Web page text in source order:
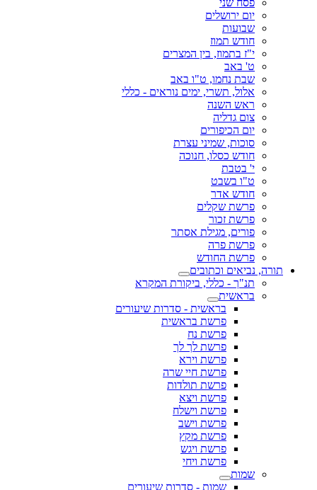
פסח שני
יום ירושלים
שבועות
חודש תמוז
י"ז בתמוז, בין המצרים
ט' באב
שבת נחמו, ט"ו באב
אלול, תשרי, ימים נוראים - כללי
ראש השנה
צום גדליה
יום הכיפורים
סוכות, שמיני עצרת
חודש כסלו, חנוכה
י' בטבת
ט"ו בשבט
חודש אדר
פרשת שקלים
פרשת זכור
פורים, מגילת אסתר
פרשת פרה
פרשת החודש
תורה, נביאים וכתובים
תנ"ך - כללי, ביקורת המקרא
בראשית
בראשית - סדרות שיעורים
פרשת בראשית
פרשת נח
פרשת לך לך
פרשת וירא
פרשת חיי שרה
פרשת תולדות
פרשת ויצא
פרשת וישלח
פרשת וישב
פרשת מקץ
פרשת ויגש
פרשת ויחי
שמות
שמות - סדרות שיעורים